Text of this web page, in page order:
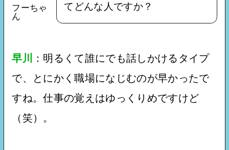
フーちゃ
ん
てどんな人ですか？
早川
：明るくて誰にでも話しかけるタイプ
で、とにかく職場になじむのが早かったで
すね。仕事の覚えはゆっくりめですけど
（笑）。